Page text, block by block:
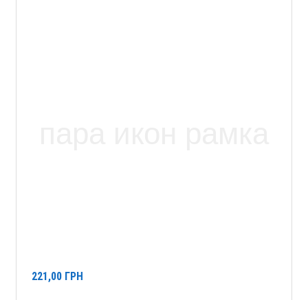
221,00 ГРН